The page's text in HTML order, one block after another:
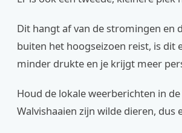
Dit hangt af van de stromingen en
buiten het hoogseizoen reist, is dit
minder drukte en je krijgt meer
Houd de lokale weerberichten in
Walvishaaien zijn wilde dieren, dus